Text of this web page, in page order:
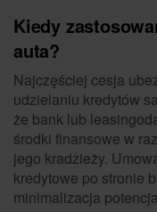
Kiedy
auta?
Najczęściej cesja
udzielaniu kredytów
że bank lub
środki finansowe w
jego kradzieży.
kredytowe po stronie
minimalizacja